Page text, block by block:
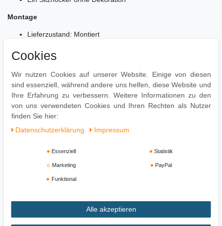
Montage
Lieferzustand: Montiert
Pflegehinweise
Baumwolltuch reinigen. Kein Scheuermittel, scharfe
Reinigungsmittel oder tropfnasse Tücher verwenden. Zweimal pro
Jahr sollten Sie das Leder mit einer Lederpflege bearbeiten,
damit die elastische Eigenschaft des Leders beibehalten wird.
Cookies
Wir nutzen Cookies auf unserer Website. Einige von diesen
sind essenziell, während andere uns helfen, diese Website und
Ihre Erfahrung zu verbessern. Weitere Informationen zu den
von uns verwendeten Cookies und Ihren Rechten als Nutzer
finden Sie hier:
Daten­schutz­erklärung
Impressum
Essenziell Statistik
Marketing PayPal
Funktional
Alle akzeptieren